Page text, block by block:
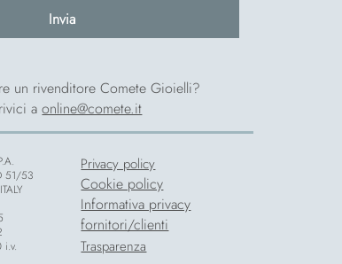
Invia
un rivenditore Comete Gioielli?
aonline@comete.it
51/53
Privacy policy
Cookie policy
Informativa privacy
fornitori/clienti
Trasparenza